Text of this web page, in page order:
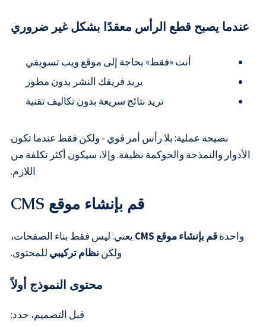
عندما يصبح قطع الرأس معقدًا بشكل غير ضروري
أنت «فقط» بحاجة إلى موقع ويب تسويقي
يريد فريقك النشر بدون مطور
تريد نتائج سريعة بدون تكاليف تقنية
نصيحة عملية: بلا رأس أمر قوي - ولكن فقط عندما تكون
الأدوار والنمذجة والحوكمة نظيفة. وإلا، سيكون أكثر تكلفة من
اللازم.
قم بإنشاء موقع CMS
واحدةقم بإنشاء موقع CMS
يعني: ليس فقط بناء الصفحات،
ولكن نظام تركيبي للمحتوى.
محتوى النموذج أولاً
قبل التصميم، حدد: